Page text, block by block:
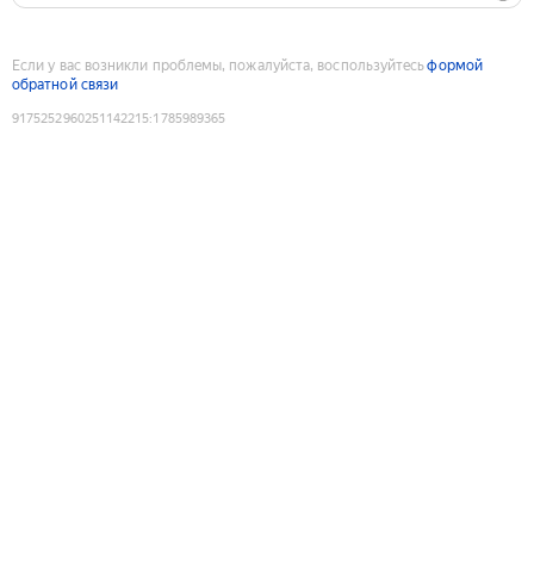
Если у вас возникли проблемы, пожалуйста, воспользуйтесьформой
обратной связи
9175252960251142215:1785989365